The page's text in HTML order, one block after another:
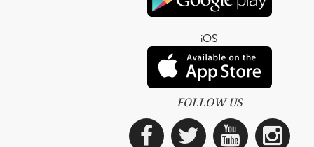
iOS
FOLLOW US
Facebook
Twitter